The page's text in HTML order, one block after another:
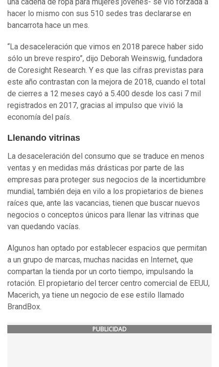
una cadena de ropa para mujeres jóvenes- se vio forzada a
hacer lo mismo con sus 510 sedes tras declararse en
bancarrota hace un mes.
“La desaceleración que vimos en 2018 parece haber sido
sólo un breve respiro”, dijo Deborah Weinswig, fundadora
de Coresight Research. Y es que las cifras previstas para
este año contrastan con la mejora de 2018, cuando el total
de cierres a 12 meses cayó a 5.400 desde los casi 7 mil
registrados en 2017, gracias al impulso que vivió la
economía del país.
Llenando vitrinas
La desaceleración del consumo que se traduce en menos
ventas y en medidas más drásticas por parte de las
empresas para proteger sus negocios de la incertidumbre
mundial, también deja en vilo a los propietarios de bienes
raíces que, ante las vacancias, tienen que buscar nuevos
negocios o conceptos únicos para llenar las vitrinas que
van quedando vacías.
Algunos han optado por establecer espacios que permitan
a un grupo de marcas, muchas nacidas en Internet, que
compartan la tienda por un corto tiempo, impulsando la
rotación. El propietario del tercer centro comercial de EEUU,
Macerich, ya tiene un negocio de ese estilo llamado
BrandBox.
PUBLICIDAD